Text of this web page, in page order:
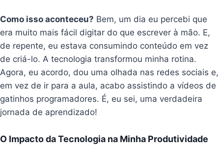
Como isso aconteceu? Bem, um dia eu percebi que
era muito mais fácil digitar do que escrever à mão. E,
de repente, eu estava consumindo conteúdo em vez
de criá-lo. A tecnologia transformou minha rotina.
Agora, eu acordo, dou uma olhada nas redes sociais e,
em vez de ir para a aula, acabo assistindo a vídeos de
gatinhos programadores. É, eu sei, uma verdadeira
jornada de aprendizado!
O Impacto da Tecnologia na Minha Produtividade